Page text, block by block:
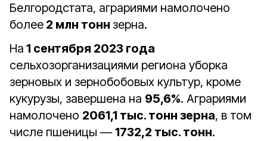
Белгородстата, аграриями намолочено
более 2 млн тонн зерна.
На 1 сентября 2023 года
сельхозорганизациями региона уборка
зерновых и зернобобовых культур, кроме
кукурузы, завершена на 95,6%. Аграриями
намолочено 2061,1 тыс. тонн зерна, в том
числе пшеницы — 1732,2 тыс. тонн.